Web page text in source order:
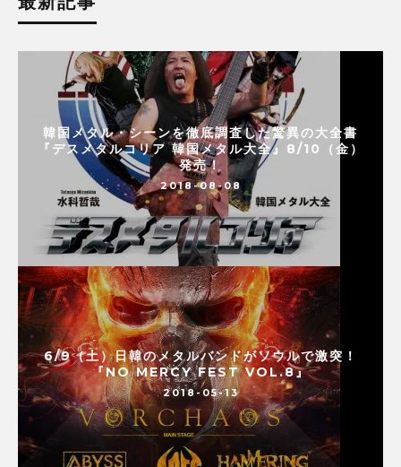
韓国メタル・シーンを徹底調査した驚異の大全書
『デスメタルコリア 韓国メタル大全』8/10（金）
発売！
2018-08-08
6/9（土）日韓のメタルバンドがソウルで激突！
『NO MERCY FEST VOL.8』
2018-05-13